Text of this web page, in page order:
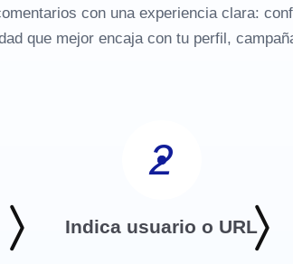
con una experiencia clara:
que mejor encaja con tu perfil,
2
Indica usuario o URL